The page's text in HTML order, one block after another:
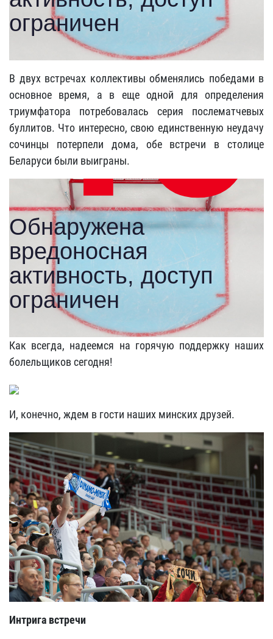
В двух встречах коллективы обменялись победами в
основное время, а в еще одной для определения
триумфатора потребовалась серия послематчевых
буллитов. Что интересно, свою единственную неудачу
сочинцы потерпели дома, обе встречи в столице
Беларуси были выиграны.
Как всегда, надеемся на горячую поддержку наших
болельщиков сегодня!
И, конечно, ждем в гости наших минских друзей.
Интрига встречи